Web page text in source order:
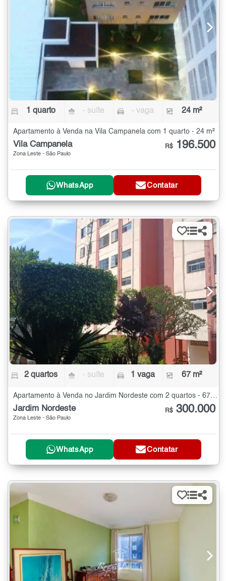
1 quarto - suíte - vaga 24 m²
Apartamento à Venda na Vila Campanela com 1 quarto - 24 m²
Vila Campanela
Zona Leste - São Paulo
R$ 196.500
WhatsApp Contatar
2 quartos - suíte 1 vaga 67 m²
Apartamento à Venda no Jardim Nordeste com 2 quartos - 67 m²
Jardim Nordeste
Zona Leste - São Paulo
R$ 300.000
WhatsApp Contatar